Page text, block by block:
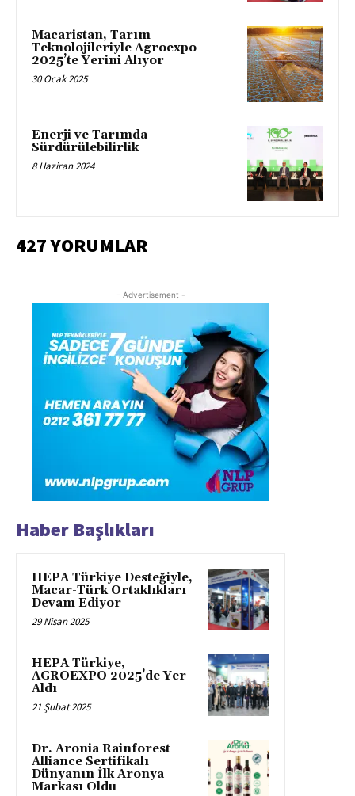
Macaristan, Tarım
Teknolojileriyle Agroexpo
2025’te Yerini Alıyor
30 Ocak 2025
Enerji ve Tarımda
Sürdürülebilirlik
8 Haziran 2024
427 YORUMLAR
- Advertisement -
Haber Başlıkları
HEPA Türkiye Desteğiyle,
Macar-Türk Ortaklıkları
Devam Ediyor
29 Nisan 2025
HEPA Türkiye,
AGROEXPO 2025’de Yer
Aldı
21 Şubat 2025
Dr. Aronia Rainforest
Alliance Sertifikalı
Dünyanın İlk Aronya
Markası Oldu